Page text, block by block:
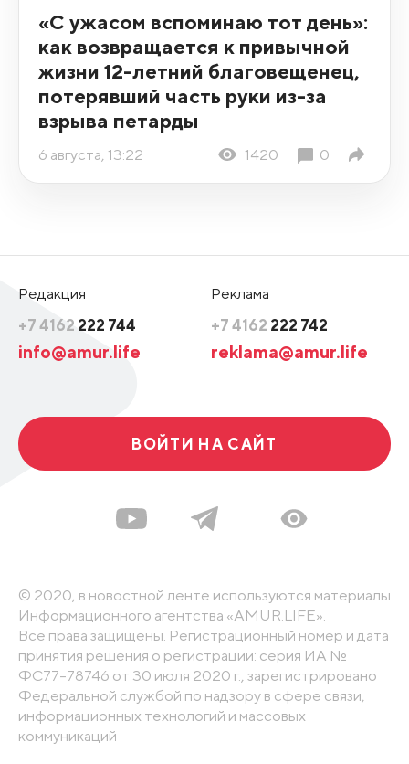
«С ужасом вспоминаю тот день»:
как возвращается к привычной
жизни 12-летний благовещенец,
потерявший часть руки из-за
взрыва петарды
6 августа, 13:22 1420 0
Редакция
+7 4162 222 744
info@amur.life
Реклама
+7 4162 222 742
reklama@amur.life
ВОЙТИ НА САЙТ
© 2020, в новостной ленте используются материалы
Информационного агентства «AMUR.LIFE».
Все права защищены. Регистрационный номер и дата
принятия решения о регистрации: серия ИА №
ФС77-78746 от 30 июля 2020 г., зарегистрировано
Федеральной службой по надзору в сфере связи,
информационных технологий и массовых
коммуникаций